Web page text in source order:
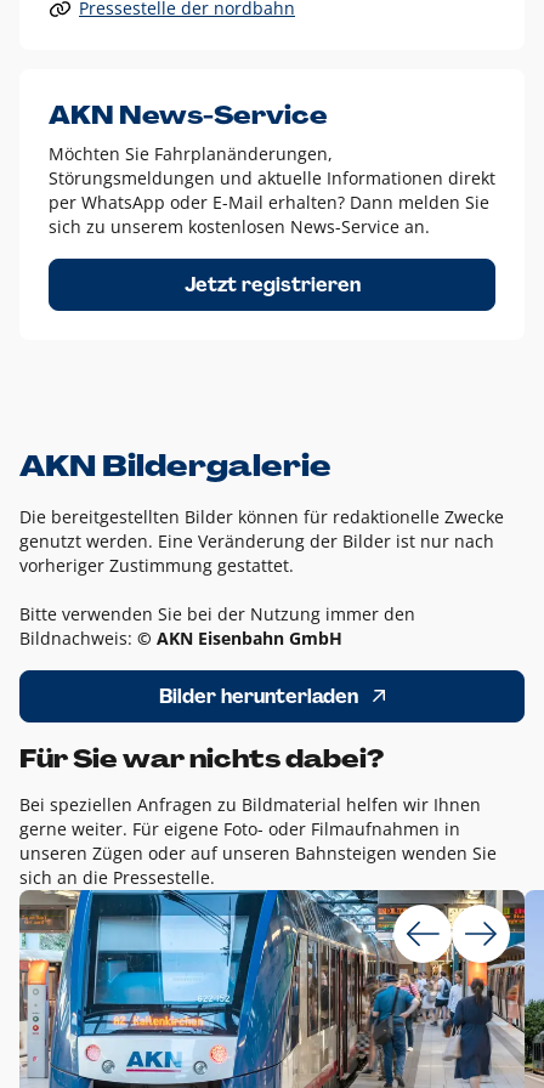
Alle anderen Logo-Varianten dürfen nur in Ausnahmefällen
Diese Ausnahmen sind zum Beispiel:
dem AKN Blau,
weißes Logo auf Fotohintergründen,
schwarzes Logo für reine Schwarz-Weiß-Umsetzungen
Um das Logo herum muss ein Schutzraum von jeweils einer
Höhe bzw. Breite des N aus AKN in alle Richtungen
Pressestelle der nordbahn
AKN News-Service
Möchten Sie Fahrplanänderungen,
Störungsmeldungen und aktuelle Informationen direkt
per WhatsApp oder E-Mail erhalten? Dann melden Sie
sich zu unserem kostenlosen News-Service an.
Jetzt registrieren
AKN Bildergalerie
Die bereitgestellten Bilder können für redaktionelle Zwecke
genutzt werden. Eine Veränderung der Bilder ist nur nach
vorheriger Zustimmung gestattet.
Bitte verwenden Sie bei der Nutzung immer den
Bildnachweis: © AKN Eisenbahn GmbH
Bilder herunterladen
Für Sie war nichts dabei?
Bei speziellen Anfragen zu Bildmaterial helfen wir Ihnen
gerne weiter. Für eigene Foto- oder Filmaufnahmen in
unseren Zügen oder auf unseren Bahnsteigen wenden Sie
sich an die Pressestelle.